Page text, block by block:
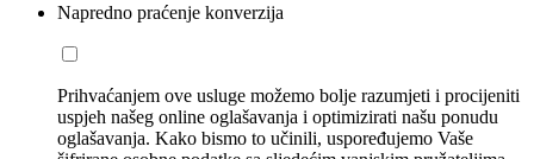
Napredno praćenje konverzija
Prihvaćanjem ove usluge možemo bolje razumjeti i procijeniti
uspjeh našeg online oglašavanja i optimizirati našu ponudu
oglašavanja. Kako bismo to učinili, uspoređujemo Vaše